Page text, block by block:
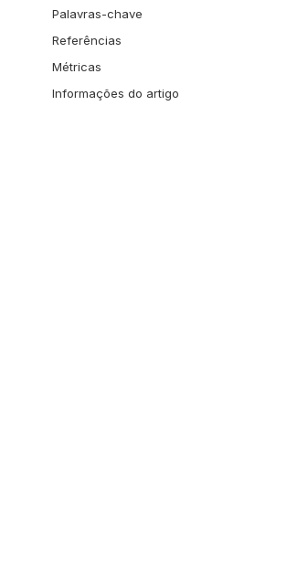
Palavras-chave
Referências
Métricas
Informações do artigo